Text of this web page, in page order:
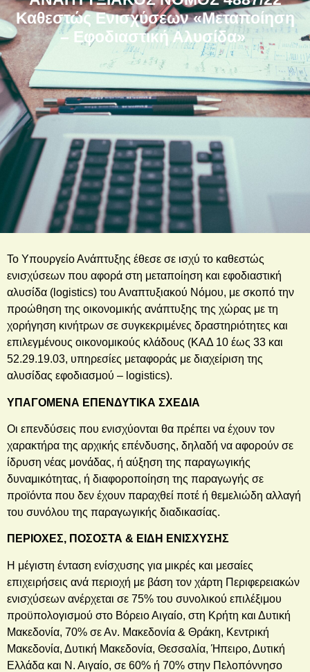
Καθεστώς Ενισχύσεων «Μεταποίηση
– Εφοδιαστική Αλυσίδα»
Το Υπουργείο Ανάπτυξης έθεσε σε ισχύ το καθεστώς
ενισχύσεων που αφορά στη μεταποίηση και εφοδιαστική
αλυσίδα (logistics) του Αναπτυξιακού Νόμου, με σκοπό την
προώθηση της οικονομικής ανάπτυξης της χώρας με τη
χορήγηση κινήτρων σε συγκεκριμένες δραστηριότητες και
επιλεγμένους οικονομικούς κλάδους (ΚΑΔ 10 έως 33 και
52.29.19.03, υπηρεσίες μεταφοράς με διαχείριση της
αλυσίδας εφοδιασμού – logistics).
ΥΠΑΓΟΜΕΝΑ ΕΠΕΝΔΥΤΙΚΑ ΣΧΕΔΙΑ
Οι επενδύσεις που ενισχύονται θα πρέπει να έχουν τον
χαρακτήρα της αρχικής επένδυσης, δηλαδή να αφορούν σε
ίδρυση νέας μονάδας, ή αύξηση της παραγωγικής
δυναμικότητας, ή διαφοροποίηση της παραγωγής σε
προϊόντα που δεν έχουν παραχθεί ποτέ ή θεμελιώδη αλλαγή
του συνόλου της παραγωγικής διαδικασίας.
ΠΕΡΙΟΧΕΣ, ΠΟΣΟΣΤΑ & ΕΙΔΗ ΕΝΙΣΧΥΣΗΣ
Η μέγιστη ένταση ενίσχυσης για μικρές και μεσαίες
επιχειρήσεις ανά περιοχή με βάση τον χάρτη Περιφερειακών
ενισχύσεων ανέρχεται σε 75% του συνολικού επιλέξιμου
προϋπολογισμού στο Βόρειο Αιγαίο, στη Κρήτη και Δυτική
Μακεδονία, 70% σε Αν. Μακεδονία & Θράκη, Κεντρική
Μακεδονία, Δυτική Μακεδονία, Θεσσαλία, Ήπειρο, Δυτική
Ελλάδα και Ν. Αιγαίο, σε 60% ή 70% στην Πελοπόννησο